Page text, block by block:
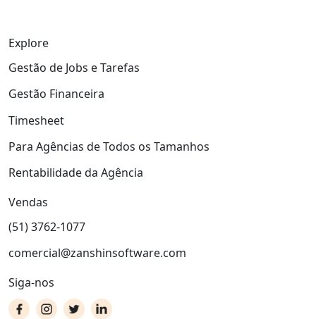
Explore
Gestão de Jobs e Tarefas
Gestão Financeira
Timesheet
Para Agências de Todos os Tamanhos
Rentabilidade da Agência
Vendas
(51) 3762-1077
comercial@zanshinsoftware.com
Siga-nos